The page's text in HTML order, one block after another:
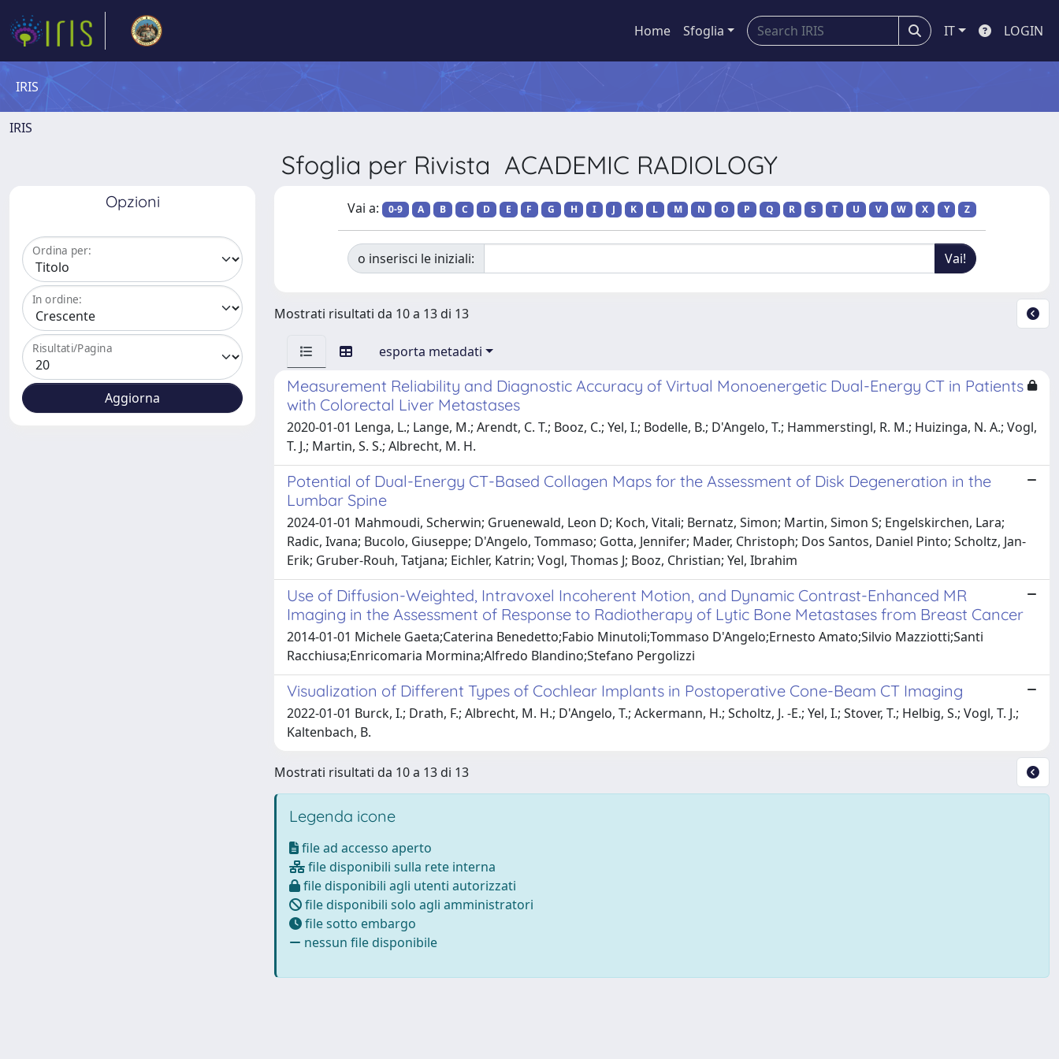
Home Sfoglia IT LOGIN
IRIS
IRIS
Sfoglia per Rivista ACADEMIC RADIOLOGY
Opzioni
Ordina per:
In ordine:
Risultati/Pagina
Vai a: 0-9 A B C D E F G H I J K L M N O P Q R S T U V W X Y Z
o inserisci le iniziali:
Mostrati risultati da 10 a 13 di 13
esporta metadati
Measurement Reliability and Diagnostic Accuracy of Virtual Monoenergetic Dual-Energy CT in Patients
with Colorectal Liver Metastases
2020-01-01 Lenga, L.; Lange, M.; Arendt, C. T.; Booz, C.; Yel, I.; Bodelle, B.; D'Angelo, T.; Hammerstingl, R. M.; Huizinga, N. A.; Vogl,
T. J.; Martin, S. S.; Albrecht, M. H.
Potential of Dual-Energy CT-Based Collagen Maps for the Assessment of Disk Degeneration in the
Lumbar Spine
2024-01-01 Mahmoudi, Scherwin; Gruenewald, Leon D; Koch, Vitali; Bernatz, Simon; Martin, Simon S; Engelskirchen, Lara;
Radic, Ivana; Bucolo, Giuseppe; D'Angelo, Tommaso; Gotta, Jennifer; Mader, Christoph; Dos Santos, Daniel Pinto; Scholtz, Jan-
Erik; Gruber-Rouh, Tatjana; Eichler, Katrin; Vogl, Thomas J; Booz, Christian; Yel, Ibrahim
Use of Diffusion-Weighted, Intravoxel Incoherent Motion, and Dynamic Contrast-Enhanced MR
Imaging in the Assessment of Response to Radiotherapy of Lytic Bone Metastases from Breast Cancer
2014-01-01 Michele Gaeta;Caterina Benedetto;Fabio Minutoli;Tommaso D'Angelo;Ernesto Amato;Silvio Mazziotti;Santi
Racchiusa;Enricomaria Mormina;Alfredo Blandino;Stefano Pergolizzi
Visualization of Different Types of Cochlear Implants in Postoperative Cone-Beam CT Imaging
2022-01-01 Burck, I.; Drath, F.; Albrecht, M. H.; D'Angelo, T.; Ackermann, H.; Scholtz, J. -E.; Yel, I.; Stover, T.; Helbig, S.; Vogl, T. J.;
Kaltenbach, B.
Mostrati risultati da 10 a 13 di 13
Legenda icone
file ad accesso aperto
file disponibili sulla rete interna
file disponibili agli utenti autorizzati
file disponibili solo agli amministratori
file sotto embargo
nessun file disponibile